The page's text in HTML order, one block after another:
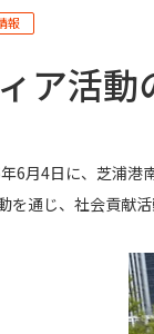
報
ア活動
6月4日に、芝浦港
を通じ、社会貢献活